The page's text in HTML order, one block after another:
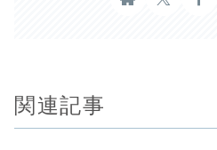
関連記事